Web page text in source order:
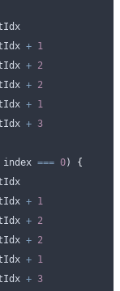
+ 1
+ 2
+ 2
+ 1
+ 3
index === 0) {
+ 1
+ 2
+ 2
+ 1
+ 3